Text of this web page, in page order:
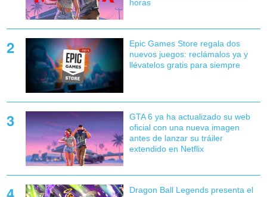
horas
Epic Games Store regala dos
nuevos juegos: reclámalos ya y
llévatelos gratis para siempre
GTA 6 ya ha actualizado su web
oficial con una nueva imagen
antes de lanzar su tráiler
extendido en Netflix
Dragon Ball Legends presenta el